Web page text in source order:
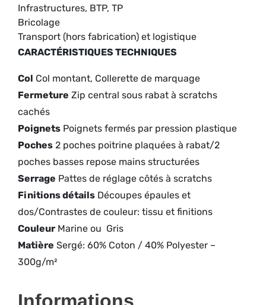
Infrastructures, BTP, TP
Bricolage
Transport (hors fabrication) et logistique
CARACTÉRISTIQUES TECHNIQUES
Col Col montant, Collerette de marquage
Fermeture Zip central sous rabat à scratchs
cachés
Poignets Poignets fermés par pression plastique
Poches 2 poches poitrine plaquées à rabat/2
poches basses repose mains structurées
Serrage Pattes de réglage côtés à scratchs
Finitions détails Découpes épaules et
dos/Contrastes de couleur: tissu et finitions
Couleur Marine ou Gris
Matière Sergé: 60% Coton / 40% Polyester –
300g/m²